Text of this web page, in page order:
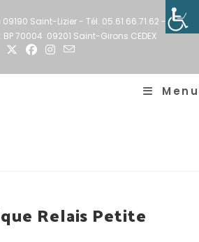
Saint-Lizier - Tél. 05.61.66.71.62 -
70004 09201 Saint-Girons CEDEX
Menu
Relais Petite